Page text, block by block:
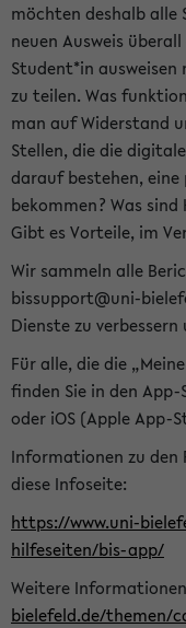
möchten deshalb alle
neuen Ausweis
Student*in
zu teilen. Was
man auf Widerstand
Stellen, die die
darauf bestehen, eine
bekommen? Was
Gibt es Vorteile, im
Wir sammeln alle
bissupport@uni-
Dienste zu
Für alle, die die
finden Sie in den
oder iOS (Apple App-
Informationen zu den
diese Infoseite:
https://www.uni-
hilfeseiten/bis-app/
Weitere
bielefeld.de/themen/